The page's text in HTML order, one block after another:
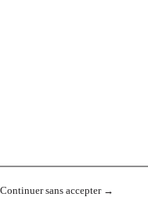
Continuer sans accepter →